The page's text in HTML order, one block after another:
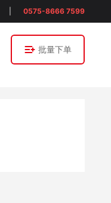
0575-8666 7599
批量下单